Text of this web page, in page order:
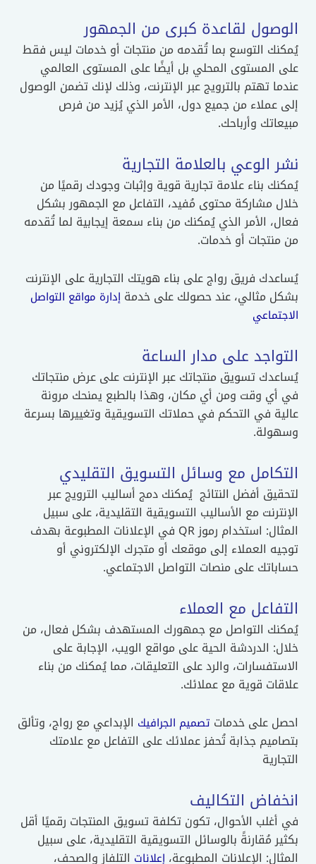
الوصول لقاعدة كبرى من الجمهور
يُمكنك التوسع بما تُقدمه من منتجات أو خدمات ليس فقط
على المستوى المحلي بل أيضًا على المستوى العالمي
عندما تهتم بالترويج عبر الإنترنت، وذلك لإنك تضمن الوصول
إلى عملاء من جميع دول، الأمر الذي يُزيد من فرص
مبيعاتك وأرباحك.
نشر الوعي بالعلامة التجارية
يُمكنك بناء علامة تجارية قوية وإثبات وجودك رقميًا من
خلال مشاركة محتوى مُفيد، التفاعل مع الجمهور بشكل
فعال، الأمر الذي يُمكنك من بناء سمعة إيجابية لما تُقدمه
من منتجات أو خدمات.
يُساعدك فريق رواج على بناء هويتك التجارية على الإنترنت
بشكل مثالي، عند حصولك على خدمة إدارة مواقع التواصل
الاجتماعي
التواجد على مدار الساعة
يُساعدك تسويق منتجاتك عبر الإنترنت على عرض منتجاتك
في أي وقت ومن أي مكان، وهذا بالطبع يمنحك مرونة
عالية في التحكم في حملاتك التسويقية وتغييرها بسرعة
وسهولة.
التكامل مع وسائل التسويق التقليدي
لتحقيق أفضل النتائج يُمكنك دمج أساليب الترويج عبر
الإنترنت مع الأساليب التسويقية التقليدية، على سبيل
المثال: استخدام رموز QR في الإعلانات المطبوعة بهدف
توجيه العملاء إلى موقعك أو متجرك الإلكتروني أو
حساباتك على منصات التواصل الاجتماعي.
التفاعل مع العملاء
يُمكنك التواصل مع جمهورك المستهدف بشكل فعال، من
خلال: الدردشة الحية على مواقع الويب، الإجابة على
الاستفسارات، والرد على التعليقات، مما يُمكنك من بناء
علاقات قوية مع عملائك.
احصل على خدمات تصميم الجرافيك الإبداعي مع رواج، وتألق
بتصاميم جذابة تُحفز عملائك على التفاعل مع علامتك
التجارية
انخفاض التكاليف
في أغلب الأحوال، تكون تكلفة تسويق المنتجات رقميًا أقل
بكثير مُقارنةً بالوسائل التسويقية التقليدية، على سبيل
المثال: الإعلانات المطبوعة، إعلانات التلفاز والصحف،